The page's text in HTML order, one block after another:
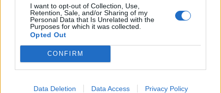
I want to opt-out of Collection, Use,
Retention, Sale, and/or Sharing of my
Personal Data that Is Unrelated with the
Purposes for which it was collected.
Opted Out
CONFIRM
Data Deletion Data Access Privacy Policy